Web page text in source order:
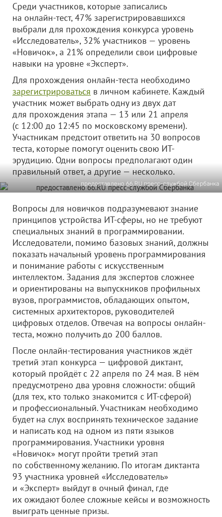
Среди участников, которые записались
на онлайн-тест, 47% зарегистрировавшихся
выбрали для прохождения конкурса уровень
«Исследователь», 32% участников — уровень
«Новичок», а 21% определили свои цифровые
навыки на уровне «Эксперт».
Для прохождения онлайн-теста необходимо
зарегистрироваться в личном кабинете. Каждый
участник может выбрать одну из двух дат
для прохождения этапа — 13 или 21 апреля
(с 12:00 до 12:45 по московскому времени).
Участникам предстоит ответить на 30 вопросов
теста, которые помогут оценить свою ИТ-
эрудицию. Одни вопросы предполагают один
правильный ответ, а другие — несколько.
предоставлено 66.RU пресс-службой Сбербанка
Вопросы для новичков подразумевают знание
принципов устройства ИТ-сферы, но не требуют
специальных знаний в программировании.
Исследователи, помимо базовых знаний, должны
показать начальный уровень программирования
и понимание работы с искусственным
интеллектом. Задания для экспертов сложнее
и ориентированы на выпускников профильных
вузов, программистов, обладающих опытом,
системных архитекторов, руководителей
цифровых отделов. Отвечая на вопросы онлайн-
теста, можно получить до 200 баллов.
После онлайн-тестирования участников ждёт
третий этап конкурса — цифровой диктант,
который пройдёт с 22 апреля по 24 мая. В нём
предусмотрено два уровня сложности: общий
(для тех, кто только знакомится с ИТ-сферой)
и профессиональный. Участникам необходимо
будет на слух воспринять техническое задание
и написать код на одном из пяти языков
программирования. Участники уровня
«Новичок» могут пройти третий этап
по собственному желанию. По итогам диктанта
93 участника уровней «Исследователь»
и «Эксперт» выйдут в очный финал, где
их ожидают более сложные кейсы и возможность
выиграть ценные призы.